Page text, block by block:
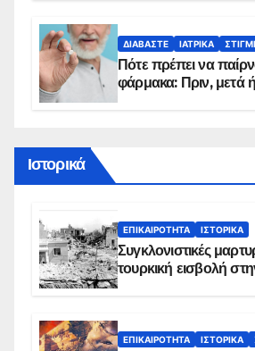
ΔΙΑΒΆΣΤΕ ΙΑΤΡΙΚΆ
Πότε πρέπει να
φάρμακα: Πριν, μετά
Ιστορικά
ΕΠΙΚΑΙΡΌΤΗΤΑ ΙΣΤΟΡΙΚΆ
Συγκλονιστικές
τουρκική εισβολή
ΕΠΙΚΑΙΡΌΤΗΤΑ ΙΣΤΟΡΙΚΆ